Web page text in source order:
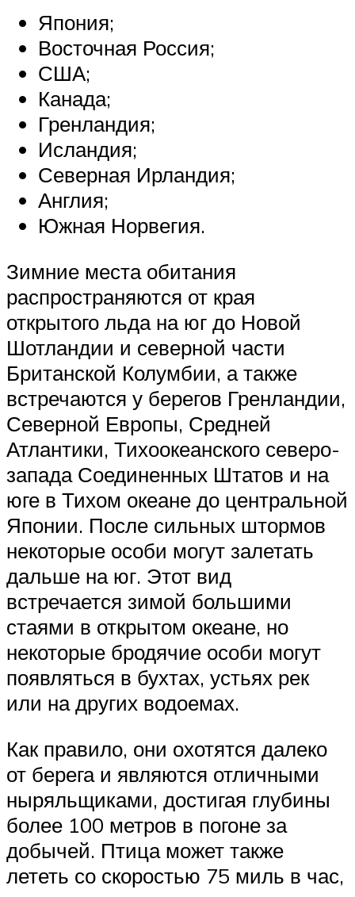
Япония;
Восточная Россия;
США;
Канада;
Гренландия;
Исландия;
Северная Ирландия;
Англия;
Южная Норвегия.
Зимние места обитания
распространяются от края
открытого льда на юг до Новой
Шотландии и северной части
Британской Колумбии, а также
встречаются у берегов Гренландии,
Северной Европы, Средней
Атлантики, Тихоокеанского северо-
запада Соединенных Штатов и на
юге в Тихом океане до центральной
Японии. После сильных штормов
некоторые особи могут залетать
дальше на юг. Этот вид
встречается зимой большими
стаями в открытом океане, но
некоторые бродячие особи могут
появляться в бухтах, устьях рек
или на других водоемах.
Как правило, они охотятся далеко
от берега и являются отличными
ныряльщиками, достигая глубины
более 100 метров в погоне за
добычей. Птица может также
лететь со скоростью 75 миль в час,